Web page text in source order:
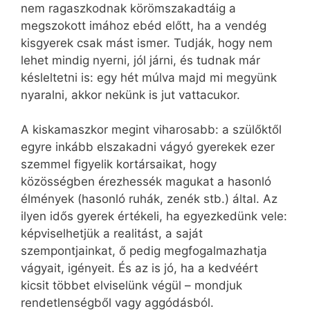
nem ragaszkodnak körömszakadtáig a
megszokott imához ebéd előtt, ha a vendég
kisgyerek csak mást ismer. Tudják, hogy nem
lehet mindig nyerni, jól járni, és tudnak már
késleltetni is: egy hét múlva majd mi megyünk
nyaralni, akkor nekünk is jut vattacukor.
A kiskamaszkor megint viharosabb: a szülőktől
egyre inkább elszakadni vágyó gyerekek ezer
szemmel figyelik kortársaikat, hogy
közösségben érezhessék magukat a hasonló
élmények (hasonló ruhák, zenék stb.) által. Az
ilyen idős gyerek értékeli, ha egyezkedünk vele:
képviselhetjük a realitást, a saját
szempontjainkat, ő pedig megfogalmazhatja
vágyait, igényeit. És az is jó, ha a kedvéért
kicsit többet elviselünk végül – mondjuk
rendetlenségből vagy aggódásból.